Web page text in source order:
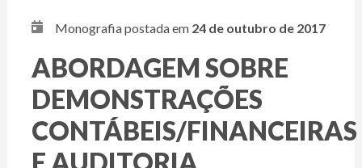
Monografia postada em 24 de outubro de 2017
ABORDAGEM SOBRE
DEMONSTRAÇÕES
CONTÁBEIS/FINANCEIRAS